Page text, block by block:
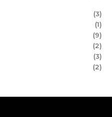
(3)
(1)
(9)
(2)
(3)
(2)